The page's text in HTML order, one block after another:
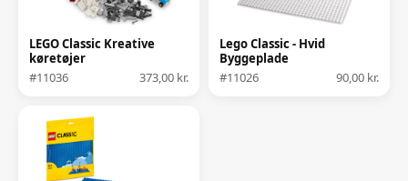
LEGO Classic Kreative
køretøjer
#11036
373,00 kr.
Lego Classic - Hvid
Byggeplade
#11026
90,00 kr.